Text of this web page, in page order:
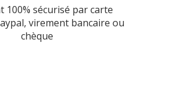
100% sécurisé par carte
virement bancaire ou
chèque